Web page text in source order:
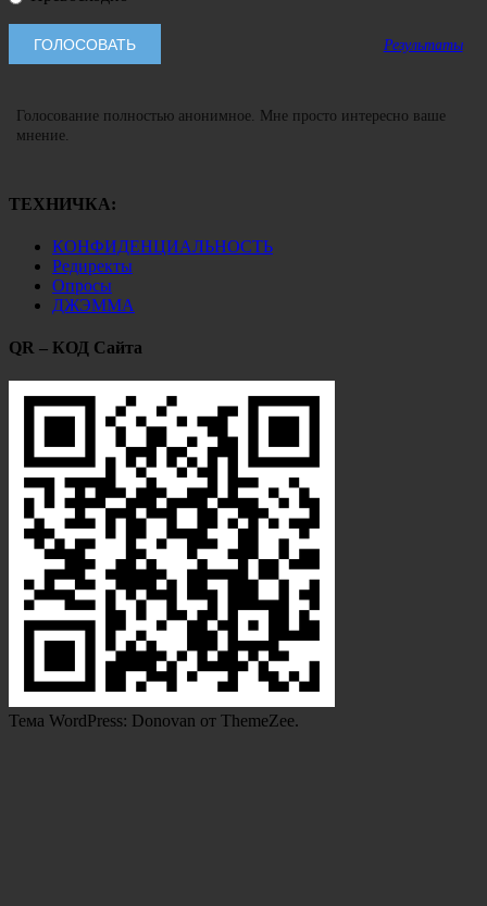
Результаты
Голосование полностью анонимное. Мне просто интересно ваше
мнение.
ТЕХНИЧКА:
КОНФИДЕНЦИАЛЬНОСТЬ
Редиректы
Опросы
ДЖЭММА
QR – КОД Сайта
Тема WordPress: Donovan от ThemeZee.